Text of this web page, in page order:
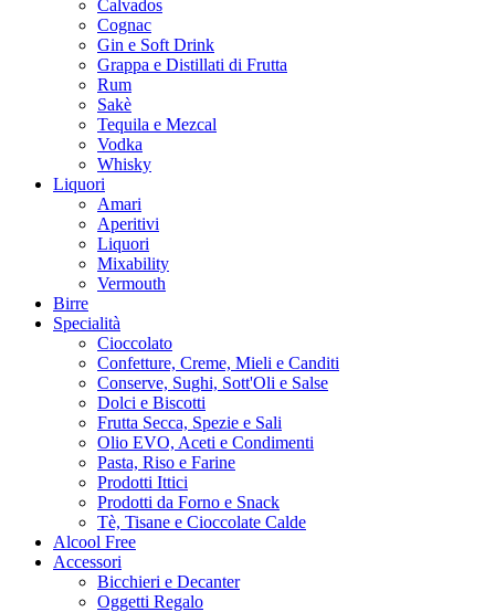
Calvados
Cognac
Gin e Soft Drink
Grappa e Distillati di Frutta
Rum
Sakè
Tequila e Mezcal
Vodka
Whisky
Liquori
Amari
Aperitivi
Liquori
Mixability
Vermouth
Birre
Specialità
Cioccolato
Confetture, Creme, Mieli e Canditi
Conserve, Sughi, Sott'Oli e Salse
Dolci e Biscotti
Frutta Secca, Spezie e Sali
Olio EVO, Aceti e Condimenti
Pasta, Riso e Farine
Prodotti Ittici
Prodotti da Forno e Snack
Tè, Tisane e Cioccolate Calde
Alcool Free
Accessori
Bicchieri e Decanter
Oggetti Regalo